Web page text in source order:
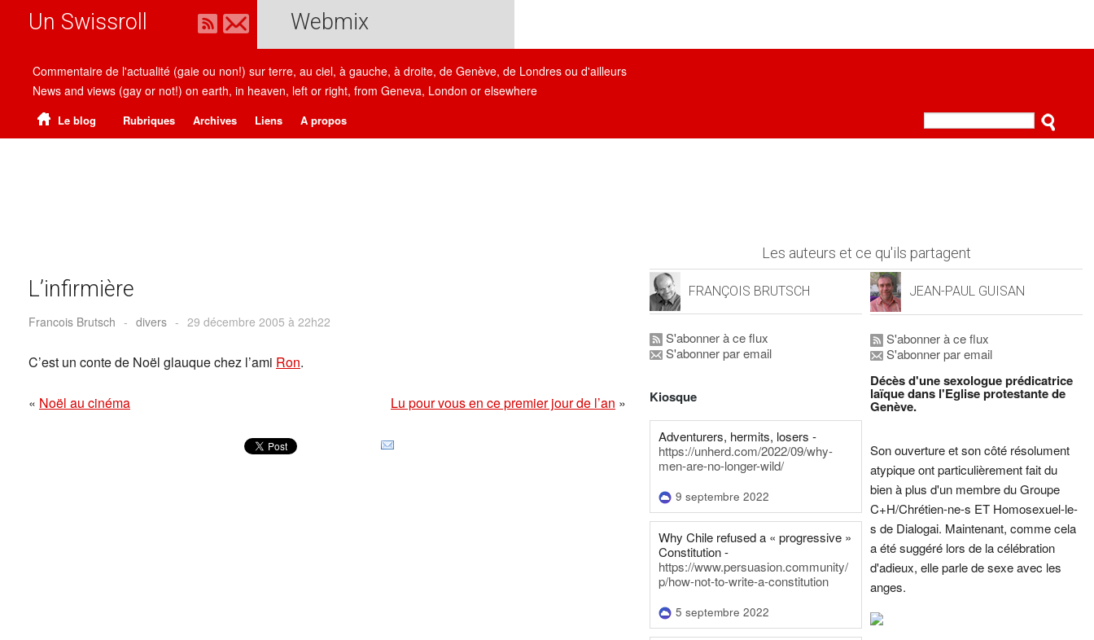
Un Swissroll Webmix
Commentaire de l'actualité (gaie ou non!) sur terre, au ciel, à gauche, à droite, de Genève, de Londres ou d'ailleurs
News and views (gay or not!) on earth, in heaven, left or right, from Geneva, London or elsewhere
Le blog Rubriques Archives Liens A propos
L’infirmière
Francois Brutsch - divers - 29 décembre 2005 à 22h22
C’est un conte de Noël glauque chez l’ami Ron.
« Noël au cinéma Lu pour vous en ce premier jour de l’an »
Les auteurs et ce qu'ils partagent
FRANÇOIS BRUTSCH
S'abonner à ce flux
S'abonner par email
Kiosque
Adventurers, hermits, losers -
https://unherd.com/2022/09/why-
men-are-no-longer-wild/
9 septembre 2022
Why Chile refused a « progressive »
Constitution -
https://www.persuasion.community/
p/how-not-to-write-a-constitution
5 septembre 2022
JEAN-PAUL GUISAN
S'abonner à ce flux
S'abonner par email
Décès d'une sexologue prédicatrice
laïque dans l'Eglise protestante de
Genève.
Son ouverture et son côté résolument
atypique ont particulièrement fait du
bien à plus d'un membre du Groupe
C+H/Chrétien-ne-s ET Homosexuel-le-
s de Dialogai. Maintenant, comme cela
a été suggéré lors de la célébration
d'adieux, elle parle de sexe avec les
anges.